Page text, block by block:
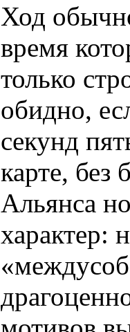
Ход
время
только
обидно,
секунд
карте,
Альянса
характер: